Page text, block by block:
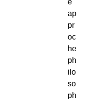
ap
pr
oc
he
ph
ilo
so
ph